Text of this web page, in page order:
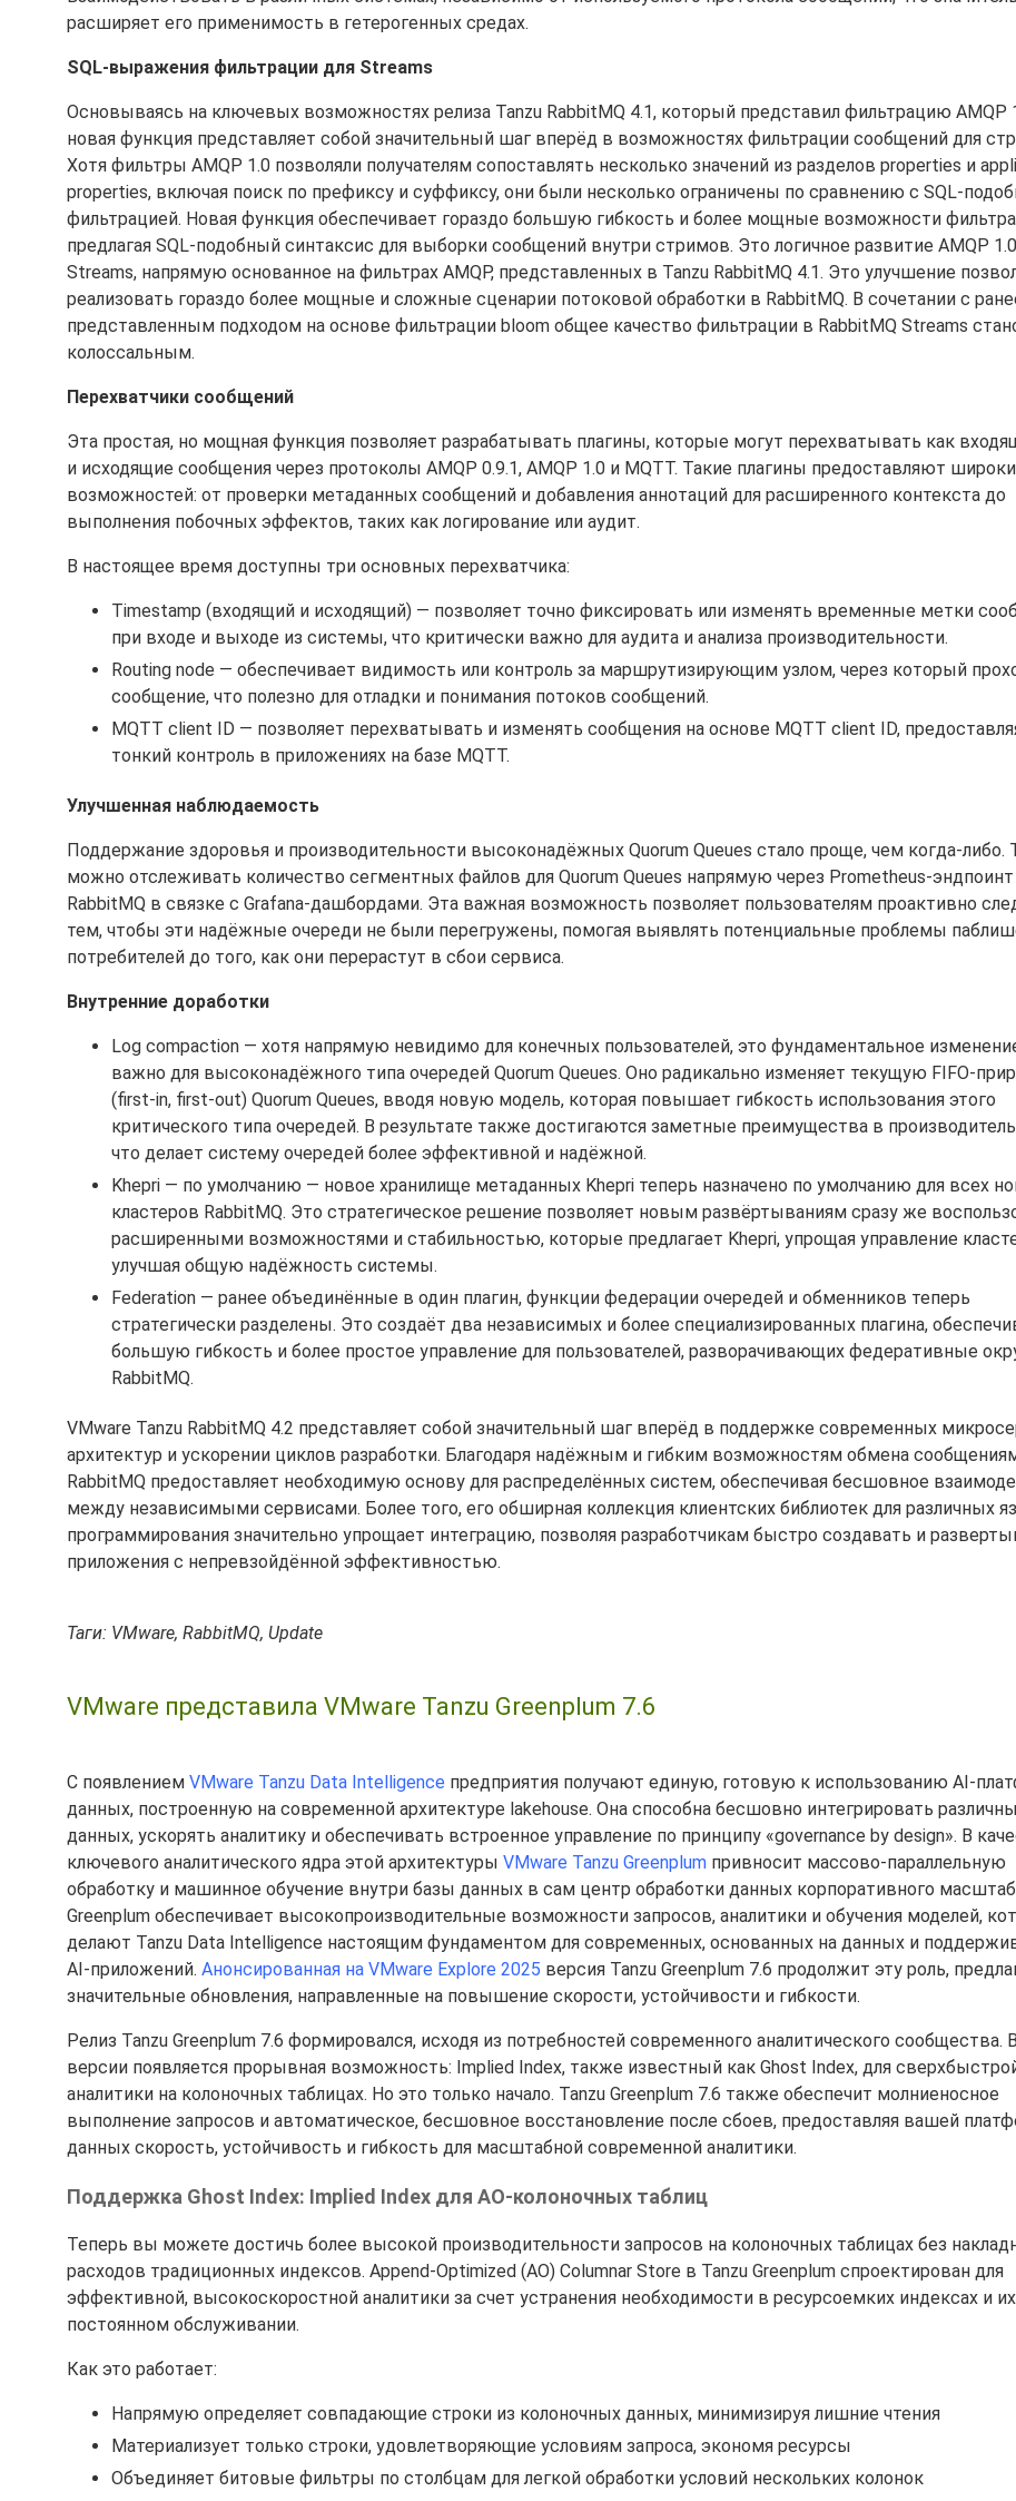
расширяет его применимость в гетерогенных средах.
SQL-выражения фильтрации для Streams
Основываясь на ключевых возможностях релиза Tanzu RabbitMQ 4.1, который представил фильтрацию AMQP
новая функция представляет собой значительный шаг вперёд в возможностях фильтрации сообщений для
Хотя фильтры AMQP 1.0 позволяли получателям сопоставлять несколько значений из разделов properties и
properties, включая поиск по префиксу и суффиксу, они были несколько ограничены по сравнению с SQL-
фильтрацией. Новая функция обеспечивает гораздо большую гибкость и более мощные возможности
предлагая SQL-подобный синтаксис для выборки сообщений внутри стримов. Это логичное развитие AMQP
Streams, напрямую основанное на фильтрах AMQP, представленных в Tanzu RabbitMQ 4.1. Это улучшение
реализовать гораздо более мощные и сложные сценарии потоковой обработки в RabbitMQ. В сочетании с
представленным подходом на основе фильтрации bloom общее качество фильтрации в RabbitMQ Streams
колоссальным.
Перехватчики сообщений
Эта простая, но мощная функция позволяет разрабатывать плагины, которые могут перехватывать как
и исходящие сообщения через протоколы AMQP 0.9.1, AMQP 1.0 и MQTT. Такие плагины предоставляют
возможностей: от проверки метаданных сообщений и добавления аннотаций для расширенного контекста до
выполнения побочных эффектов, таких как логирование или аудит.
В настоящее время доступны три основных перехватчика:
Timestamp (входящий и исходящий) — позволяет точно фиксировать или изменять временные метки
при входе и выходе из системы, что критически важно для аудита и анализа производительности.
Routing node — обеспечивает видимость или контроль за маршрутизирующим узлом, через который
сообщение, что полезно для отладки и понимания потоков сообщений.
MQTT client ID — позволяет перехватывать и изменять сообщения на основе MQTT client ID,
тонкий контроль в приложениях на базе MQTT.
Улучшенная наблюдаемость
Поддержание здоровья и производительности высоконадёжных Quorum Queues стало проще, чем когда-либо.
можно отслеживать количество сегментных файлов для Quorum Queues напрямую через Prometheus-эндпоинт
RabbitMQ в связке с Grafana-дашбордами. Эта важная возможность позволяет пользователям проактивно
тем, чтобы эти надёжные очереди не были перегружены, помогая выявлять потенциальные проблемы
потребителей до того, как они перерастут в сбои сервиса.
Внутренние доработки
Log compaction — хотя напрямую невидимо для конечных пользователей, это фундаментальное
важно для высоконадёжного типа очередей Quorum Queues. Оно радикально изменяет текущую FIFO-
(first-in, first-out) Quorum Queues, вводя новую модель, которая повышает гибкость использования этого
критического типа очередей. В результате также достигаются заметные преимущества в
что делает систему очередей более эффективной и надёжной.
Khepri — по умолчанию — новое хранилище метаданных Khepri теперь назначено по умолчанию для всех
кластеров RabbitMQ. Это стратегическое решение позволяет новым развёртываниям сразу же
расширенными возможностями и стабильностью, которые предлагает Khepri, упрощая управление
улучшая общую надёжность системы.
Federation — ранее объединённые в один плагин, функции федерации очередей и обменников теперь
стратегически разделены. Это создаёт два независимых и более специализированных плагина,
большую гибкость и более простое управление для пользователей, разворачивающих федеративные
RabbitMQ.
VMware Tanzu RabbitMQ 4.2 представляет собой значительный шаг вперёд в поддержке современных
архитектур и ускорении циклов разработки. Благодаря надёжным и гибким возможностям обмена
RabbitMQ предоставляет необходимую основу для распределённых систем, обеспечивая бесшовное
между независимыми сервисами. Более того, его обширная коллекция клиентских библиотек для различных
программирования значительно упрощает интеграцию, позволяя разработчикам быстро создавать и
приложения с непревзойдённой эффективностью.
Таги: VMware, RabbitMQ, Update
VMware представила VMware Tanzu Greenplum 7.6
С появлением VMware Tanzu Data Intelligence предприятия получают единую, готовую к использованию AI-
данных, построенную на современной архитектуре lakehouse. Она способна бесшовно интегрировать
данных, ускорять аналитику и обеспечивать встроенное управление по принципу «governance by design». В
ключевого аналитического ядра этой архитектуры VMware Tanzu Greenplum привносит массово-параллельную
обработку и машинное обучение внутри базы данных в сам центр обработки данных корпоративного
Greenplum обеспечивает высокопроизводительные возможности запросов, аналитики и обучения моделей,
делают Tanzu Data Intelligence настоящим фундаментом для современных, основанных на данных и
AI-приложений. Анонсированная на VMware Explore 2025 версия Tanzu Greenplum 7.6 продолжит эту роль,
значительные обновления, направленные на повышение скорости, устойчивости и гибкости.
Релиз Tanzu Greenplum 7.6 формировался, исходя из потребностей современного аналитического сообщества.
версии появляется прорывная возможность: Implied Index, также известный как Ghost Index, для
аналитики на колоночных таблицах. Но это только начало. Tanzu Greenplum 7.6 также обеспечит молниеносное
выполнение запросов и автоматическое, бесшовное восстановление после сбоев, предоставляя вашей
данных скорость, устойчивость и гибкость для масштабной современной аналитики.
Поддержка Ghost Index: Implied Index для AO-колоночных таблиц
Теперь вы можете достичь более высокой производительности запросов на колоночных таблицах без
расходов традиционных индексов. Append-Optimized (AO) Columnar Store в Tanzu Greenplum спроектирован для
эффективной, высокоскоростной аналитики за счет устранения необходимости в ресурсоемких индексах и их
постоянном обслуживании.
Как это работает:
Напрямую определяет совпадающие строки из колоночных данных, минимизируя лишние чтения
Материализует только строки, удовлетворяющие условиям запроса, экономя ресурсы
Объединяет битовые фильтры по столбцам для легкой обработки условий нескольких колонок